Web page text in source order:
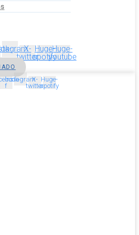
X-
twitter
Huge-
spotify
Huge-
youtube
f
InstagramX-
twitter
Huge-
spotify